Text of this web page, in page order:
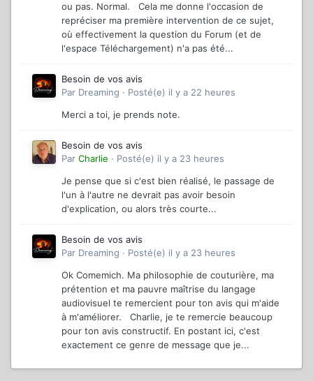
ou pas. Normal. Cela me donne l'occasion de
repréciser ma première intervention de ce sujet,
où effectivement la question du Forum (et de
l'espace Téléchargement) n'a pas été...
Besoin de vos avis
Par Dreaming · Posté(e) il y a 22 heures
Merci a toi, je prends note.
Besoin de vos avis
Par Charlie · Posté(e) il y a 23 heures
Je pense que si c'est bien réalisé, le passage de
l'un à l'autre ne devrait pas avoir besoin
d'explication, ou alors très courte...
Besoin de vos avis
Par Dreaming · Posté(e) il y a 23 heures
Ok Comemich. Ma philosophie de couturière, ma
prétention et ma pauvre maîtrise du langage
audiovisuel te remercient pour ton avis qui m'aide
à m'améliorer. Charlie, je te remercie beaucoup
pour ton avis constructif. En postant ici, c'est
exactement ce genre de message que je...